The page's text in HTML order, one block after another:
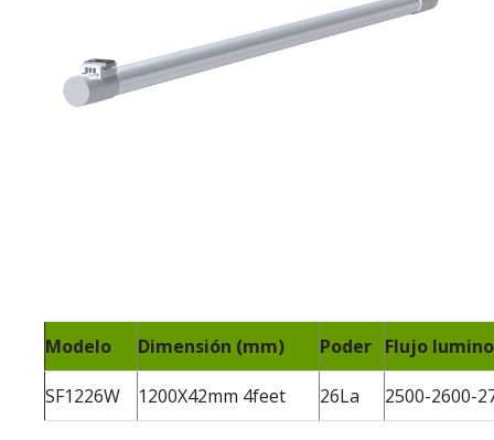
Modelo Dimensión (mm) Poder Flujo
SF1226W 1200X42mm 4feet 26La 2500-2600-